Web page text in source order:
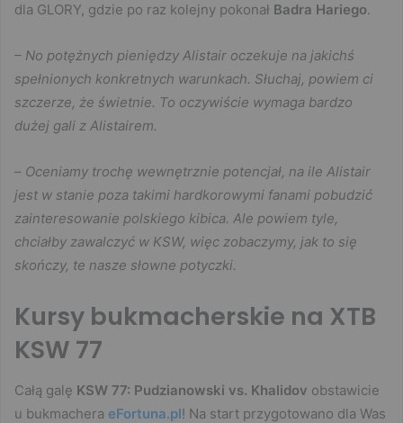
dla GLORY, gdzie po raz kolejny pokonał Badra Hariego.
– No potężnych pieniędzy Alistair oczekuje na jakichś
spełnionych konkretnych warunkach. Słuchaj, powiem ci
szczerze, że świetnie. To oczywiście wymaga bardzo
dużej gali z Alistairem.
– Oceniamy trochę wewnętrznie potencjał, na ile Alistair
jest w stanie poza takimi hardkorowymi fanami pobudzić
zainteresowanie polskiego kibica. Ale powiem tyle,
chciałby zawalczyć w KSW, więc zobaczymy, jak to się
skończy, te nasze słowne potyczki.
Kursy bukmacherskie na XTB
KSW 77
Całą galę KSW 77: Pudzianowski vs. Khalidov obstawicie
u bukmachera eFortuna.pl! Na start przygotowano dla Was